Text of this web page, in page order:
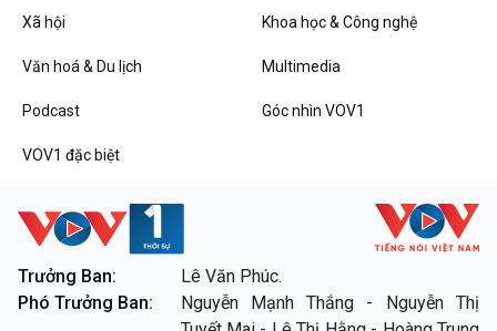
Podcast
Góc nhìn VOV1
Bình luận
Câu chuyện thời sự
VOV1 đặc biệt
Xã hội Khoa học & Công nghệ
Văn hoá & Du lịch Multimedia
Podcast Góc nhìn VOV1
VOV1 đặc biệt
Trưởng Ban:
Lê Văn Phúc.
Phó Trưởng Ban:
Nguyễn Mạnh Thắng - Nguyễn Thị